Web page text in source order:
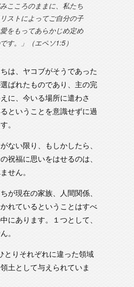
みこころのままに、私たち
ストによってご自分の子
をもってあらかじめ定め
す。」（エペソ1:5）
は、ヤコブがそうであった
ばれたものであり、主の完
に、今いる場所に遣わさ
ということを意識せずに過
。
ない限り、もしかしたら、
祝福に思いをはせるのは、
せん。
が現在の家族、人間関係、
れているということはすべ
にあります。１つとして、
。
とりそれぞれに違った領域
土として与えられていま